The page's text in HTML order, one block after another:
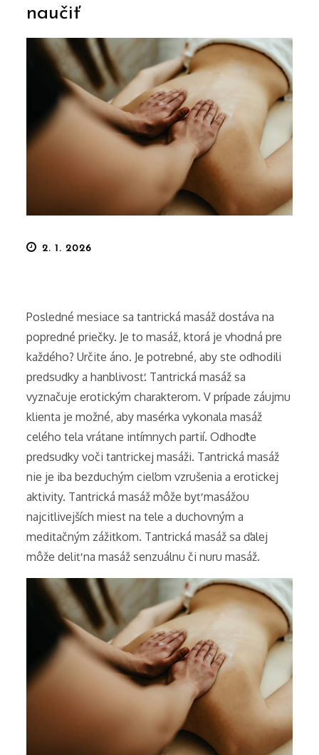
naučiť
Posted
2. 1. 2026
Posledné mesiace sa tantrická masáž dostáva na
popredné priečky. Je to masáž, ktorá je vhodná pre
každého? Určite áno. Je potrebné, aby ste odhodili
predsudky a hanblivosť. Tantrická masáž sa
vyznačuje erotickým charakterom. V prípade záujmu
klienta je možné, aby masérka vykonala masáž
celého tela vrátane intímnych partií. Odhoďte
predsudky voči tantrickej masáži. Tantrická masáž
nie je iba bezduchým cieľom vzrušenia a erotickej
aktivity. Tantrická masáž môže byť masážou
najcitlivejších miest na tele a duchovným a
meditačným zážitkom. Tantrická masáž sa ďalej
môže deliť na masáž senzuálnu či nuru masáž.